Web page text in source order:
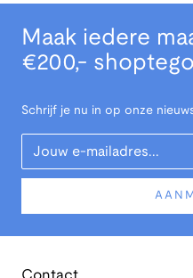
Maak iedere
€200,-
Schrijf je nu in op onze
Your Email